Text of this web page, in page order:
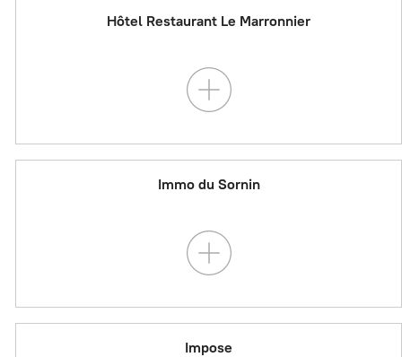
Hôtel Restaurant Le Marronnier
Immo du Sornin
Impose